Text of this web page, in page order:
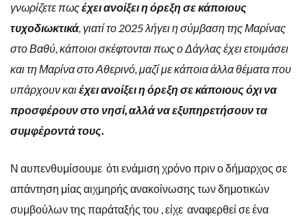
γνωρίζετε πωςέχει ανοίξει η όρεξη σε κάποιους
τυχοδιωκτικά, γιατί το 2025 λήγει η σύμβαση της Μαρίνας
στο Βαθύ, κάποιοι σκέφτονται πως ο Δάγλας έχει ετοιμάσει
και τη Μαρίνα στο Αθερινό, μαζί με κάποια άλλα θέματα που
υπάρχουν καιέχει ανοίξει η όρεξη σε κάποιους όχι να
προσφέρουν στο νησί, αλλά να εξυπηρετήσουν τα
συμφέροντά τους.
Ν αυπενθυμίσουμε ότι ενάμιση χρόνο πριν ο δήμαρχος σε
απάντηση μίας αιχμηρής ανακοίνωσης των δημοτικών
συμβούλων της παράταξής του , είχε αναφερθεί σε ένα